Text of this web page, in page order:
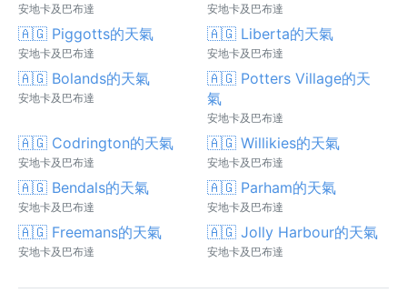
安地卡及巴布達 安地卡及巴布達
🇦🇬 Piggotts的天氣
安地卡及巴布達
🇦🇬 Liberta的天氣
安地卡及巴布達
🇦🇬 Bolands的天氣
安地卡及巴布達
🇦🇬 Potters Village的天
氣
安地卡及巴布達
🇦🇬 Codrington的天氣
安地卡及巴布達
🇦🇬 Willikies的天氣
安地卡及巴布達
🇦🇬 Bendals的天氣
安地卡及巴布達
🇦🇬 Parham的天氣
安地卡及巴布達
🇦🇬 Freemans的天氣
安地卡及巴布達
🇦🇬 Jolly Harbour的天氣
安地卡及巴布達